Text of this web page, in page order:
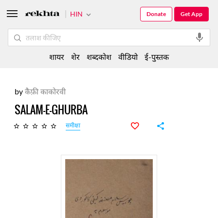
byकैफ़ी काकोरवी
SALAM-E-GHURBA
समीक्षा
HIN Get App
Donate
शायर शेर शब्दकोश वीडियो ई-पुस्तक